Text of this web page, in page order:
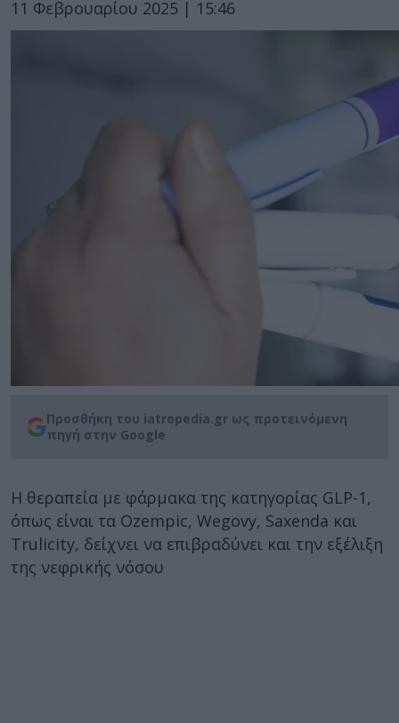
11 Φεβρουαρίου 2025 | 15:46
Προσθήκη του iatropedia.gr ως προτεινόμενη
πηγή στην Google
Η θεραπεία με φάρμακα της κατηγορίας GLP-1,
όπως είναι τα Ozempic, Wegovy, Saxenda και
Trulicity, δείχνει να επιβραδύνει και την εξέλιξη
της νεφρικής νόσου